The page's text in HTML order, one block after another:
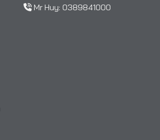
Mr Huy: 0389841000